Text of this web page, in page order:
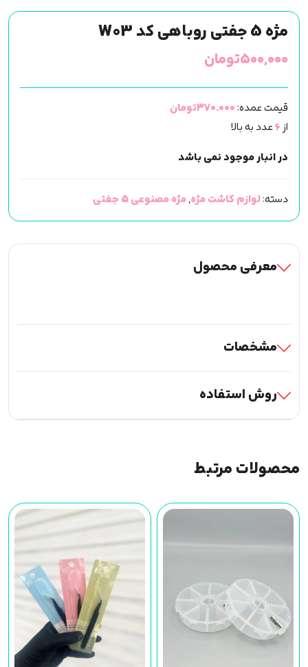
مژه 5 جفتی روباهی کد W03
۵۰۰,۰۰۰تومان
قیمت عمده:370.000تومان
از6عدد به بالا
در انبار موجود نمی باشد
دسته:لوازم کاشت مژه,مژه مصنوعی 5 جفتی
معرفی محصول
مشخصات
روش استفاده
محصولات مرتبط